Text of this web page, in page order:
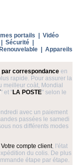
portails | Vidéo
Sécurité|
| Appareils
par correspondanceen
rapide. Pour assurer la
meilleur coàt, Mondial
" et "LA POSTE" selon le
avec un paiement
passées le samedi
nos différents modes
Votre compte client, l'état
du colis. De plus
étape par étape.